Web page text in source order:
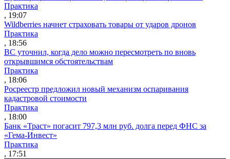
Практика
, 19:07
Wildberries начнет страховать товары от ударов дронов
Практика
, 18:56
ВС уточнил, когда дело можно пересмотреть по вновь
открывшимся обстоятельствам
Практика
, 18:06
Росреестр предложил новый механизм оспаривания
кадастровой стоимости
Практика
, 18:00
Банк «Траст» погасит 797,3 млн руб. долга перед ФНС за
«Гема-Инвест»
Практика
, 17:51